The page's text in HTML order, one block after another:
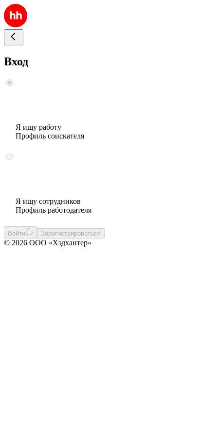
Вход
Я ищу работу
Профиль соискателя
Я ищу сотрудников
Профиль работодателя
Войти Зарегистрироваться
© 2026 ООО «Хэдхантер»